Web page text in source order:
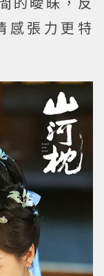
感張力更特